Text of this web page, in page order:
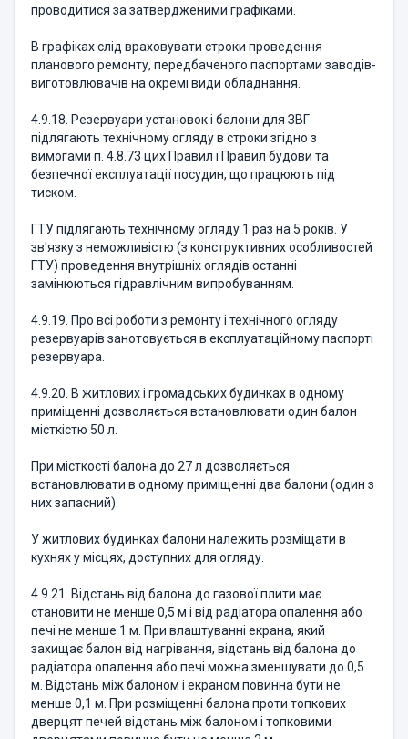
проводитися за затвердженими графіками.
В графіках слід враховувати строки проведення
планового ремонту, передбаченого паспортами заводів-
виготовлювачів на окремі види обладнання.
4.9.18. Резервуари установок і балони для ЗВГ
підлягають технічному огляду в строки згідно з
вимогами п. 4.8.73 цих Правил і Правил будови та
безпечної експлуатації посудин, що працюють під
тиском.
ГТУ підлягають технічному огляду 1 раз на 5 років. У
зв'язку з неможливістю (з конструктивних особливостей
ГТУ) проведення внутрішніх оглядів останні
замінюються гідравлічним випробуванням.
4.9.19. Про всі роботи з ремонту і технічного огляду
резервуарів занотовується в експлуатаційному паспорті
резервуара.
4.9.20. В житлових і громадських будинках в одному
приміщенні дозволяється встановлювати один балон
місткістю 50 л.
При місткості балона до 27 л дозволяється
встановлювати в одному приміщенні два балони (один з
них запасний).
У житлових будинках балони належить розміщати в
кухнях у місцях, доступних для огляду.
4.9.21. Відстань від балона до газової плити має
становити не менше 0,5 м і від радіатора опалення або
печі не менше 1 м. При влаштуванні екрана, який
захищає балон від нагрівання, відстань від балона до
радіатора опалення або печі можна зменшувати до 0,5
м. Відстань між балоном і екраном повинна бути не
менше 0,1 м. При розміщенні балона проти топкових
дверцят печей відстань між балоном і топковими